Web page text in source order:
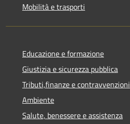
Mobilità e trasporti
Educazione e formazione
Giustizia e sicurezza pubblica
Tributi,finanze e contravvenzioni
Ambiente
Salute, benessere e assistenza